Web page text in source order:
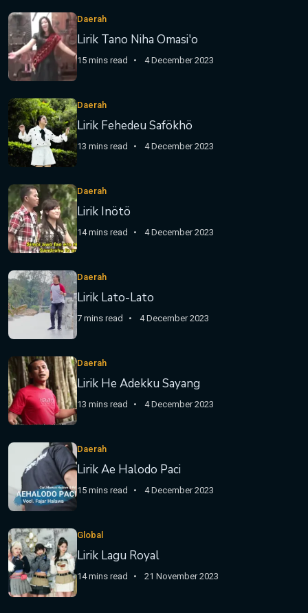
Daerah
Lirik Tano Niha Omasi'o
15 mins read 4 December 2023
Daerah
Lirik Fehedeu Safökhö
13 mins read 4 December 2023
Daerah
Lirik Inötö
14 mins read 4 December 2023
Daerah
Lirik Lato-Lato
7 mins read 4 December 2023
Daerah
Lirik He Adekku Sayang
13 mins read 4 December 2023
Daerah
Lirik Ae Halodo Paci
15 mins read 4 December 2023
Global
Lirik Lagu Royal
14 mins read 21 November 2023